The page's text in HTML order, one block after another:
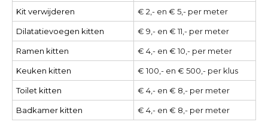
Kit verwijderen € 2,- en € 5,- per meter
Dilatatievoegen kitten € 9,- en € 11,- per meter
Ramen kitten € 4,- en € 10,- per meter
Keuken kitten € 100,- en € 500,- per klus
Toilet kitten € 4,- en € 8,- per meter
Badkamer kitten € 4,- en € 8,- per meter